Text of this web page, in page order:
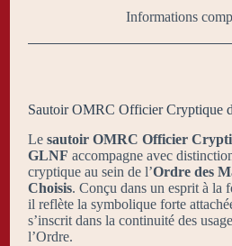
Informations
Sautoir OMRC Officier Cryptique
Le sautoir OMRC Officier
GLNF accompagne avec
cryptique au sein de l’Ordre des
Choisis. Conçu dans un esprit à la
il reflète la symbolique forte
s’inscrit dans la continuité des
l’Ordre.